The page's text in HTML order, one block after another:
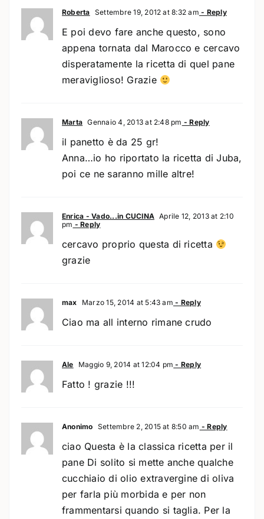
Roberta Settembre 19, 2012 at 8:32 am - Reply
E poi devo fare anche questo, sono
appena tornata dal Marocco e cercavo
disperatamente la ricetta di quel pane
meraviglioso! Grazie
Marta Gennaio 4, 2013 at 2:48 pm - Reply
il panetto è da 25 gr!
Anna…io ho riportato la ricetta di Juba,
poi ce ne saranno mille altre!
Enrica - Vado...in CUCINA Aprile 12, 2013 at 2:10
pm - Reply
cercavo proprio questa di ricetta
grazie
max Marzo 15, 2014 at 5:43 am - Reply
Ciao ma all interno rimane crudo
Ale Maggio 9, 2014 at 12:04 pm - Reply
Fatto ! grazie !!!
Anonimo Settembre 2, 2015 at 8:50 am - Reply
ciao Questa è la classica ricetta per il
pane Di solito si mette anche qualche
cucchiaio di olio extravergine di oliva
per farla più morbida e per non
frammentarsi quando si taglia. Per la